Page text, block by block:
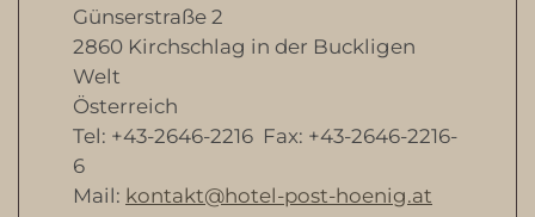
Günserstraße 2
2860 Kirchschlag in der Buckligen
Welt
Österreich
Tel: +43-2646-2216 Fax: +43-2646-2216-
6
Mail: kontakt@hotel-post-hoenig.at